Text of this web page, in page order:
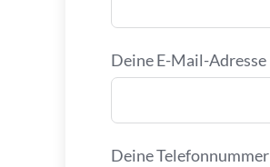
Deine E-Mail-Adresse
Deine Telefonnummer